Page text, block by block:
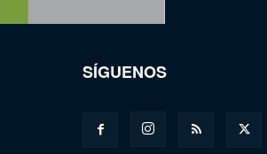
SÍGUENOS